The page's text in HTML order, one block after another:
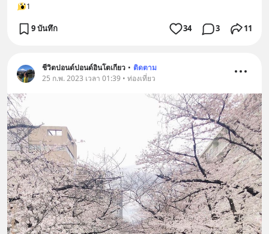
1
9 บันทึก 34 3 11
ชีวิตปอนด์ปอนด์อินโตเกียว • ติดตาม
25 ก.พ. 2023 เวลา 01:39 • ท่องเที่ยว